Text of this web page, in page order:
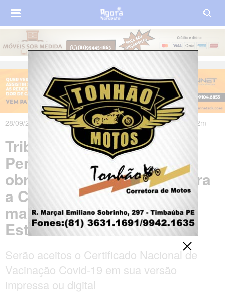
28/09/2021 às 22h10m - Atualizado em 28/09/2021 às 23h32m
Tribunal de Justiça de
Pernambuco torna
obrigatória vacinação contra
a Covid de servidores e
magistrados da Justiça
Estadual
Serão aceitos o Certificado Nacional de
Vacinação Covid-19 em sua versão
impressa ou digital